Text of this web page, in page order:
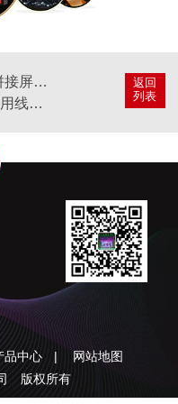
返回
列表
会议室显示系统用液晶拼接屏好还是LED显示屏好
500人左右商业活动需要用线阵音响吗
品中心 |
网站地图
版权所有